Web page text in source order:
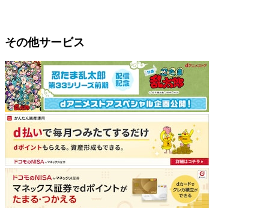
その他サービス